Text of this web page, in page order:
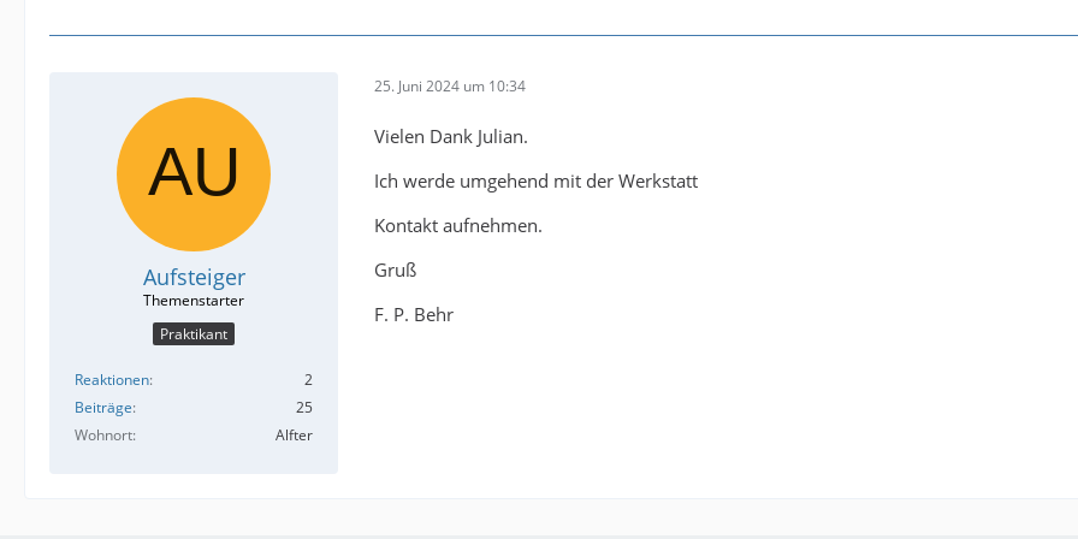
Aufsteiger
Praktikant
Reaktionen
2
Beiträge
25
Wohnort
Alfter
25. Juni 2024 um 10:34
Vielen Dank Julian.
Ich werde umgehend mit der Werkstatt
Kontakt aufnehmen.
Gruß
F. P. Behr